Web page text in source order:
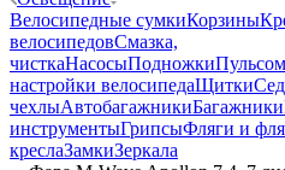
Велосипедные сумкиКорзины
велосипедовСмазка,
чисткаНасосыПодножки
настройки велосипедаЩитки
чехлыАвтобагажникиБагажники
инструментыГрипсыФляги и
креслаЗамкиЗеркала